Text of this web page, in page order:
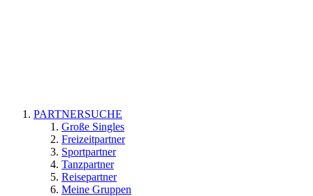
PARTNERSUCHE
Große Singles
Freizeitpartner
Sportpartner
Tanzpartner
Reisepartner
Meine Gruppen